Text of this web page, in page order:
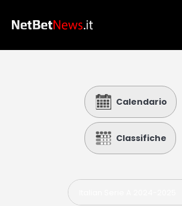
Calcio
Basket
Tennis
Lo Sapevi Che
Calendario
Classifiche